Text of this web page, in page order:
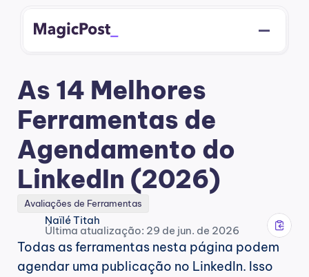
As 14 Melhores
Ferramentas de
Agendamento do
LinkedIn (2026)
Avaliações de Ferramentas
Naïlé Titah
Última atualização: 29 de jun. de 2026
Todas as ferramentas nesta página podem
agendar uma publicação no LinkedIn. Isso